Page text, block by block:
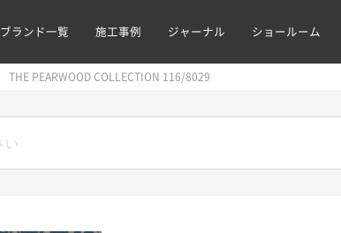
ブランド一覧 施工事例 ジャーナル ショールーム
THE PEARWOOD COLLECTION 116/8029